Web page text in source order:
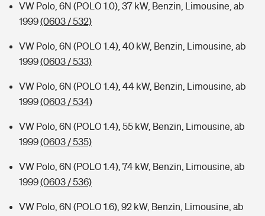
VW Polo, 6N (POLO 1.0), 37 kW, Benzin, Limousine, ab
1999(0603 / 532)
VW Polo, 6N (POLO 1.4), 40 kW, Benzin, Limousine, ab
1999(0603 / 533)
VW Polo, 6N (POLO 1.4), 44 kW, Benzin, Limousine, ab
1999(0603 / 534)
VW Polo, 6N (POLO 1.4), 55 kW, Benzin, Limousine, ab
1999(0603 / 535)
VW Polo, 6N (POLO 1.4), 74 kW, Benzin, Limousine, ab
1999(0603 / 536)
VW Polo, 6N (POLO 1.6), 92 kW, Benzin, Limousine, ab